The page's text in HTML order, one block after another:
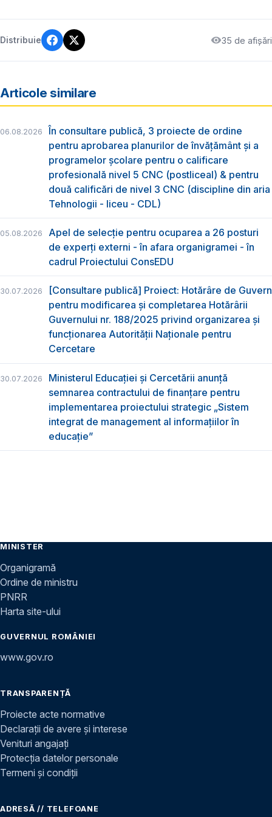
Distribuie 35 de afișări
Articole similare
06.08.2026
În consultare publică, 3 proiecte de ordine
pentru aprobarea planurilor de învățământ și a
programelor școlare pentru o calificare
profesională nivel 5 CNC (postliceal) & pentru
două calificări de nivel 3 CNC (discipline din aria
Tehnologii - liceu - CDL)
05.08.2026
Apel de selecție pentru ocuparea a 26 posturi
de experți externi - în afara organigramei - în
cadrul Proiectului ConsEDU
30.07.2026
[Consultare publică] Proiect: Hotărâre de Guvern
pentru modificarea și completarea Hotărârii
Guvernului nr. 188/2025 privind organizarea şi
funcţionarea Autorităţii Naţionale pentru
Cercetare
30.07.2026
Ministerul Educației și Cercetării anunță
semnarea contractului de finanțare pentru
implementarea proiectului strategic „Sistem
integrat de management al informațiilor în
educație”
MINISTER
Organigramă
Ordine de ministru
PNRR
Harta site-ului
GUVERNUL ROMÂNIEI
www.gov.ro
TRANSPARENȚĂ
Proiecte acte normative
Declarații de avere și interese
Venituri angajați
Protecția datelor personale
Termeni și condiții
ADRESĂ // TELEFOANE